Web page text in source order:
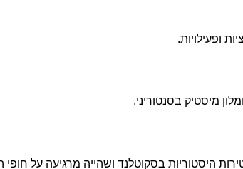
ופעילויות.
מיסטיק בסנטוריני.
היסטוריות בסקוטלנד ושהייה מרגיעה על חופי